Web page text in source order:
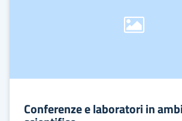
Conferenze e laboratori in